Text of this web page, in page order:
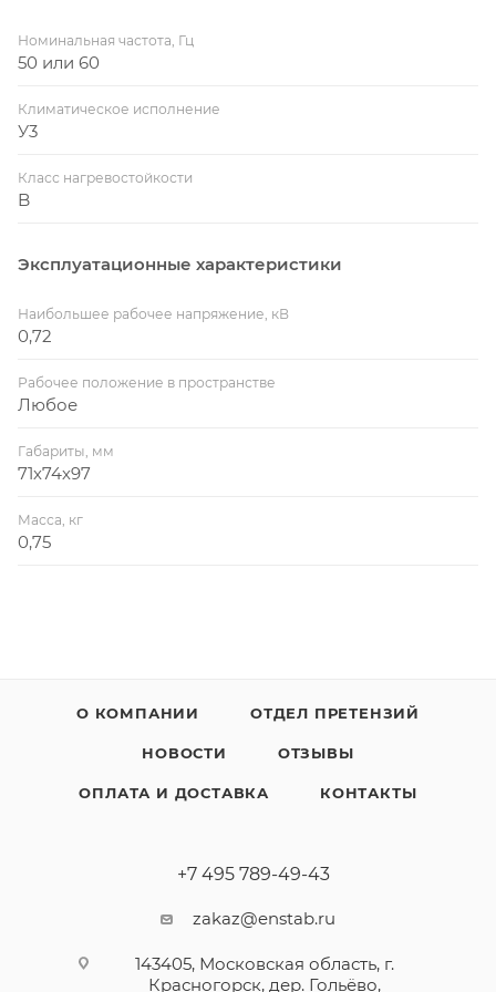
Номинальная частота, Гц
50 или 60
Климатическое исполнение
У3
Класс нагревостойкости
B
Эксплуатационные характеристики
Наибольшее рабочее напряжение, кВ
0,72
Рабочее положение в пространстве
Любое
Габариты, мм
71х74х97
Масса, кг
0,75
О КОМПАНИИ ОТДЕЛ ПРЕТЕНЗИЙ
НОВОСТИ ОТЗЫВЫ
ОПЛАТА И ДОСТАВКА КОНТАКТЫ
+7 495 789-49-43
zakaz@enstab.ru
143405, Московская область, г.
Красногорск, дер. Гольёво,